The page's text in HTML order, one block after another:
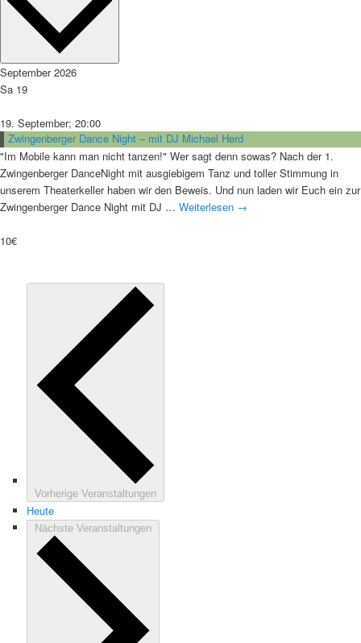
September 2026
Sa 19
19. September; 20:00
Zwingenberger Dance Night – mit DJ Michael Herd
"Im Mobile kann man nicht tanzen!" Wer sagt denn sowas? Nach der 1.
Zwingenberger DanceNight mit ausgiebigem Tanz und toller Stimmung in
unserem Theaterkeller haben wir den Beweis. Und nun laden wir Euch ein zur
Zwingenberger Dance Night mit DJ … Weiterlesen →
10€
Vorherige Veranstaltungen
Heute
Nächste Veranstaltungen